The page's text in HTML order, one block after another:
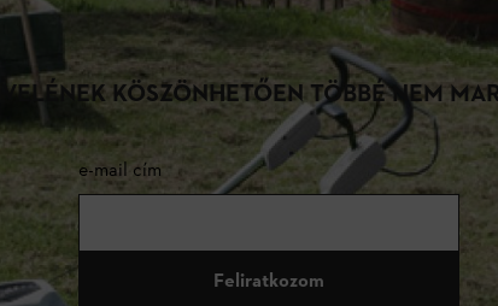
KÖSZÖNHETŐEN TÖBBÉ NEM
e-mail cím
Feliratkozom